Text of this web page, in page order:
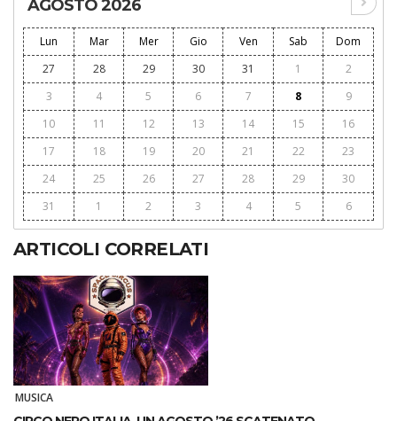
AGOSTO 2026
Lun Mar Mer Gio Ven Sab
Dom
27
28 29 30 31 1
2
3
4 5 6 7 8
9
10
11 12 13 14 15
16
17
18 19 20 21 22
23
24
25 26 27 28 29
30
31
1 2 3 4 5 6
ARTICOLI CORRELATI
MUSICA